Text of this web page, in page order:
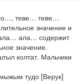
теве… теве…
значение и
ала… содержит
значение.
колтат. Мальчики
тудо [Верук]